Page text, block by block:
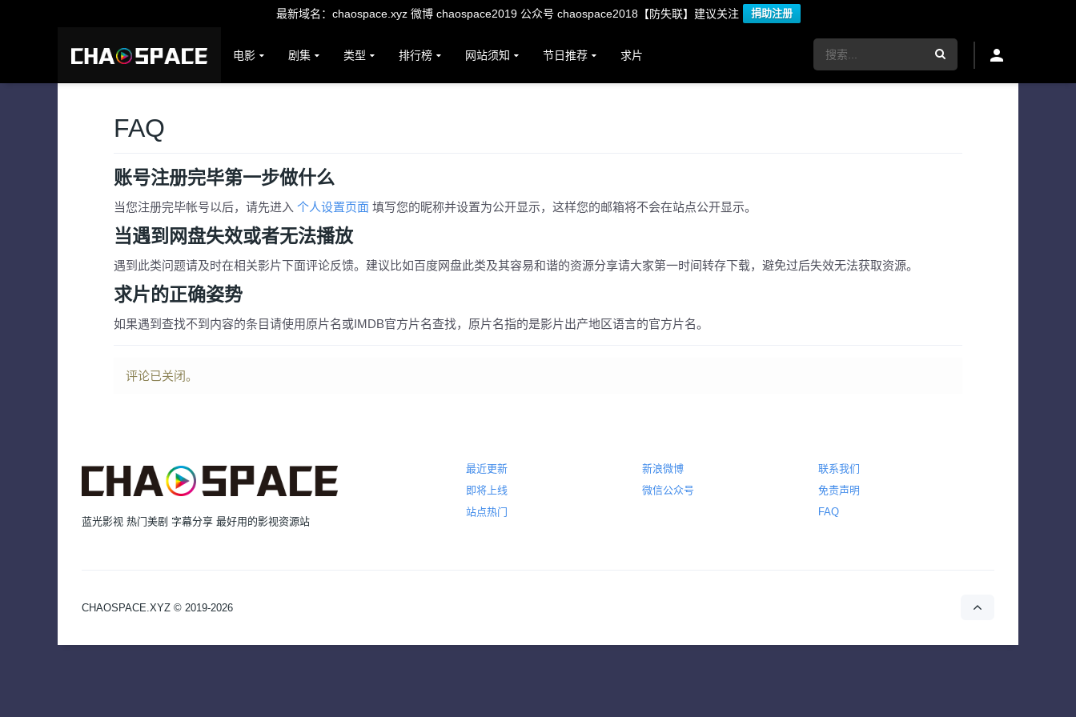
最新域名：chaospace.xyz 微博 chaospace2019 公众号 chaospace2018【防失联】建议关注 捐助注册
电影 剧集 类型 排行榜 网站须知 节日推荐 求片
FAQ
账号注册完毕第一步做什么
当您注册完毕帐号以后，请先进入 个人设置页面 填写您的昵称并设置为公开显示，这样您的邮箱将不会在站点公开显示。
当遇到网盘失效或者无法播放
遇到此类问题请及时在相关影片下面评论反馈。建议比如百度网盘此类及其容易和谐的资源分享请大家第一时间转存下载，避免过后失效无法获取资源。
求片的正确姿势
如果遇到查找不到内容的条目请使用原片名或IMDB官方片名查找，原片名指的是影片出产地区语言的官方片名。
评论已关闭。
最近更新
即将上线
站点热门
新浪微博
微信公众号
联系我们
免责声明
FAQ
蓝光影视 热门美剧 字幕分享 最好用的影视资源站
CHAOSPACE.XYZ © 2019-2026